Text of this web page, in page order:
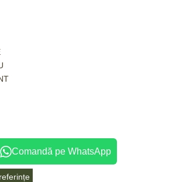
Comandă pe WhatsApp